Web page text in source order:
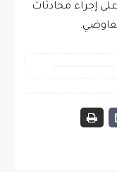
إجراء محادثات